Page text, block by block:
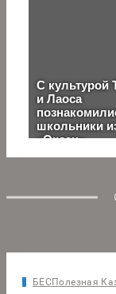
БЕСПолезная